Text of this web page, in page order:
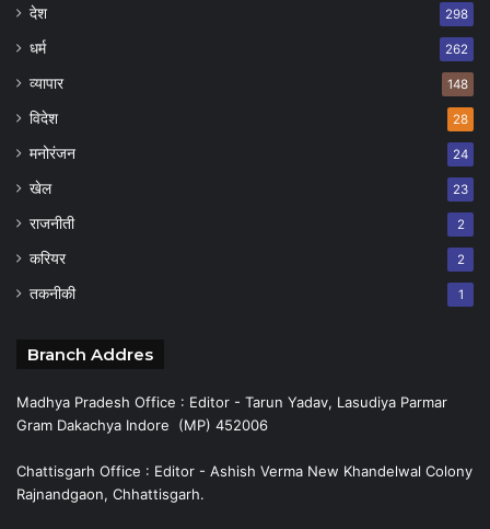
देश 298
धर्म 262
व्यापार 148
विदेश 28
मनोरंजन 24
खेल 23
राजनीती 2
करियर 2
तकनीकी 1
Branch Addres
Madhya Pradesh Office : Editor - Tarun Yadav, Lasudiya Parmar
Gram Dakachya Indore (MP) 452006
Chattisgarh Office : Editor - Ashish Verma New Khandelwal Colony
Rajnandgaon, Chhattisgarh.